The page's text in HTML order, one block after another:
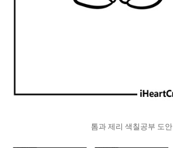
톰과 제리 색칠공부 도안